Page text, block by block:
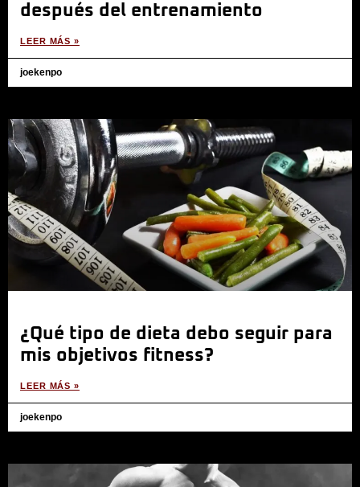
después del entrenamiento
LEER MÁS »
joekenpo
¿Qué tipo de dieta debo seguir para
mis objetivos fitness?
LEER MÁS »
joekenpo